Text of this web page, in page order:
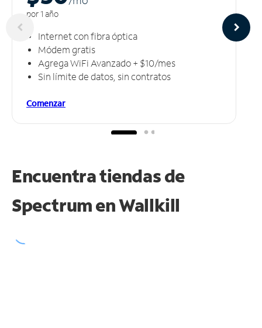
por 1 año
Internet con fibra óptica
Módem gratis
Agrega WiFi Avanzado + $10/mes
Sin límite de datos, sin contratos
Comenzar
Encuentra tiendas de
Spectrum enWallkill